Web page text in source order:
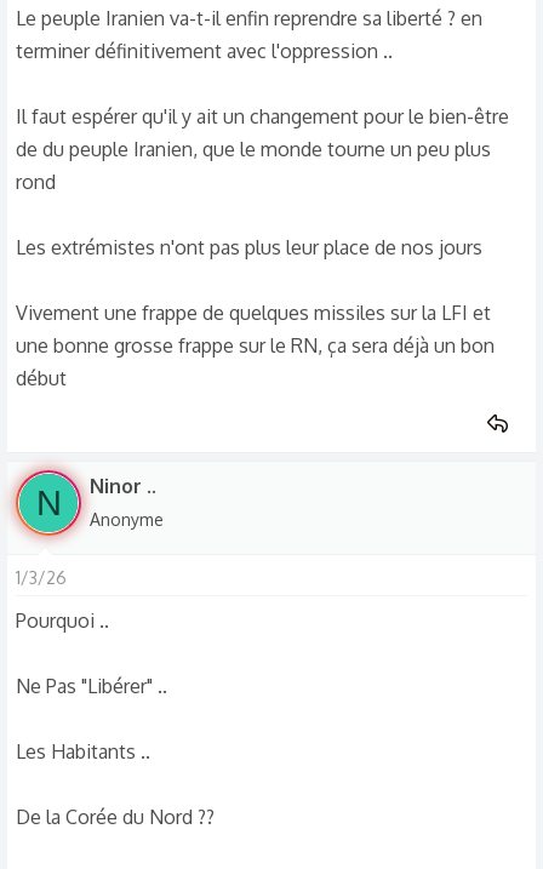
Le peuple Iranien va-t-il enfin reprendre sa liberté ? en
terminer définitivement avec l'oppression ..
Il faut espérer qu'il y ait un changement pour le bien-être
de du peuple Iranien, que le monde tourne un peu plus
rond
Les extrémistes n'ont pas plus leur place de nos jours
Vivement une frappe de quelques missiles sur la LFI et
une bonne grosse frappe sur le RN, ça sera déjà un bon
début
N Ninor ..
Anonyme
1/3/26
Pourquoi ..
Ne Pas "Libérer" ..
Les Habitants ..
De la Corée du Nord ??